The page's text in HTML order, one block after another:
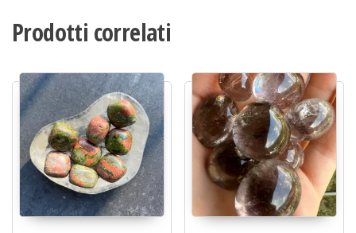
Prodotti correlati